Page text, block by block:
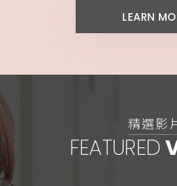
LEARN
精選影
FEATURED